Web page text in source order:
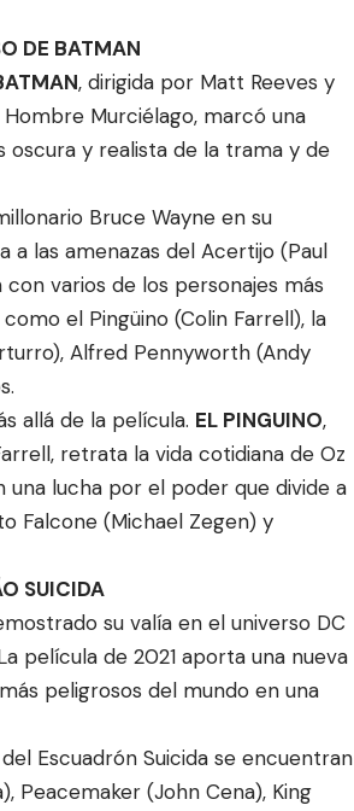
DE BATMAN
, dirigida por Matt Reeves y
Murciélago, marcó una
oscura y realista de la trama y de
Bruce Wayne en su
a las amenazas del Acertijo (Paul
varios de los personajes más
el Pingüino (Colin Farrell), la
Alfred Pennyworth (Andy
allá de la película. EL PINGUINO,
retrata la vida cotidiana de Oz
lucha por el poder que divide a
Falcone (Michael Zegen) y
SUICIDA
su valía en el universo DC
película de 2021 aporta una nueva
peligrosos del mundo en una
Escuadrón Suicida se encuentran
Peacemaker (John Cena), King